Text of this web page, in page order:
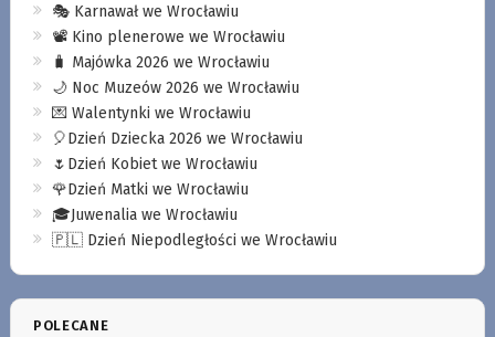
🎭 Karnawał we Wrocławiu
📽️ Kino plenerowe we Wrocławiu
🧳 Majówka 2026 we Wrocławiu
🌙 Noc Muzeów 2026 we Wrocławiu
💌 Walentynki we Wrocławiu
🎈Dzień Dziecka 2026 we Wrocławiu
🌷Dzień Kobiet we Wrocławiu
🌹Dzień Matki we Wrocławiu
🎓Juwenalia we Wrocławiu
🇵🇱 Dzień Niepodległości we Wrocławiu
POLECANE